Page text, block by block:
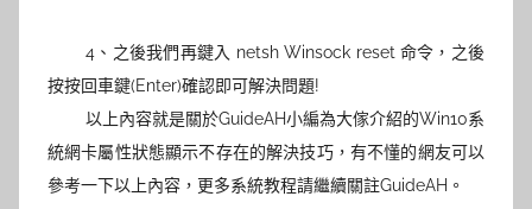
4、之後我們再鍵入 netsh Winsock reset 命令，之後
按按回車鍵(Enter)確認即可解決問題!
以上內容就是關於GuideAH小編為大傢介紹的Win10系
統網卡屬性狀態顯示不存在的解決技巧，有不懂的網友可以
參考一下以上內容，更多系統教程請繼續關註GuideAH。